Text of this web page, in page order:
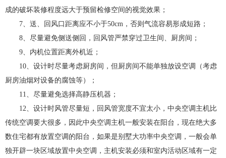
成的破坏装修程度远大于预留检修空间的视觉效果；
7、送、回风口距离应不小于50cm，否则气流容易形成短路；
8、尽量避免侧送侧回，回风管严禁穿过卫生间、厨房间；
9、内机位置距离外机近；
10、设计时尽量考虑厨房间，但厨房间不能单独放设空调（考虑
厨房油烟对设备的腐蚀等）；
11、尽量避免选择高静压机器；
12、设计时风管尽量短，回风管宽度不宜太小，中央空调主机比
传统空调要大很多，因此中央空调主机一般安装在阳台，现在绝大多
数住宅都有放置空调的阳台，如果是别墅大功率中央空调，一般会单
独开辟一块区域放置中央空调，主机安装必须和室内活动区域有一定